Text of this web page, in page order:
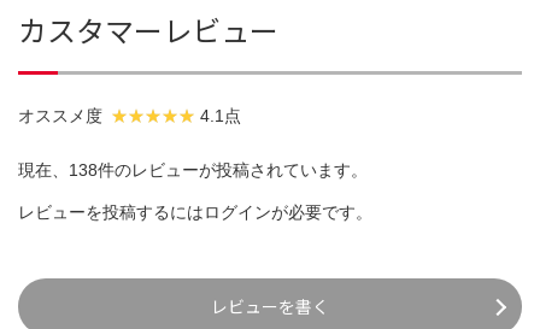
カスタマーレビュー
オススメ度 4.1点
現在、138件のレビューが投稿されています。
レビューを投稿するにはログインが必要です。
レビューを書く